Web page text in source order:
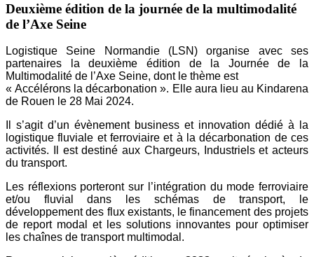
Deuxième édition de la journée de la multimodalité
de l’Axe Seine
Logistique Seine Normandie (LSN) organise avec ses
partenaires la deuxième édition de la Journée de
la
Multimodalité de l’Axe Seine, dont le thème est
« Accélérons la décarbonation ». Elle aura lieu au Kindarena
de Rouen le 28 Mai 2024.
Il s’agit d’un évènement business et innovation dédié à la
logistique fluviale et ferroviaire et à la décarbonation de ces
activités. Il est destiné aux Chargeurs, Industrielset acteurs
du transport.
Les réflexions porteront sur l’intégration du mode ferroviaire
et/ou fluvial dans les schémas de transport, le
développement des flux existants, le financement des projets
de report modal et les solutions innovantes pour optimiser
les chaînes de transport multimodal.